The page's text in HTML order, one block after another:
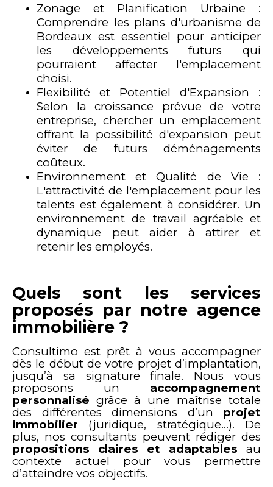
Zonage et Planification Urbaine :
Comprendre les plans d'urbanisme de
Bordeaux est essentiel pour anticiper
les développements futurs qui
pourraient affecter l'emplacement
choisi.
Flexibilité et Potentiel d'Expansion :
Selon la croissance prévue de votre
entreprise, chercher un emplacement
offrant la possibilité d'expansion peut
éviter de futurs déménagements
coûteux.
Environnement et Qualité de Vie :
L'attractivité de l'emplacement pour les
talents est également à considérer. Un
environnement de travail agréable et
dynamique peut aider à attirer et
retenir les employés.
Quels sont les services
proposés par notre agence
immobilière ?
Consultimo est prêt à vous accompagner
dès le début de votre projet d’implantation,
jusqu’à sa signature finale. Nous vous
proposons un accompagnement
personnalisé grâce à une maîtrise totale
des différentes dimensions d’un projet
immobilier (juridique, stratégique…). De
plus, nos consultants peuvent rédiger des
propositions claires et adaptables au
contexte actuel pour vous permettre
d’atteindre vos objectifs.